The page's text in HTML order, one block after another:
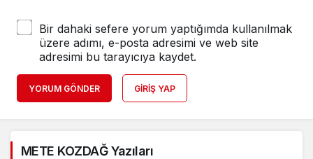
Bir dahaki sefere yorum yaptığımda kullanılmak
üzere adımı, e-posta adresimi ve web site
adresimi bu tarayıcıya kaydet.
YORUM GÖNDER GIRIŞ YAP
METE KOZDAĞ Yazıları